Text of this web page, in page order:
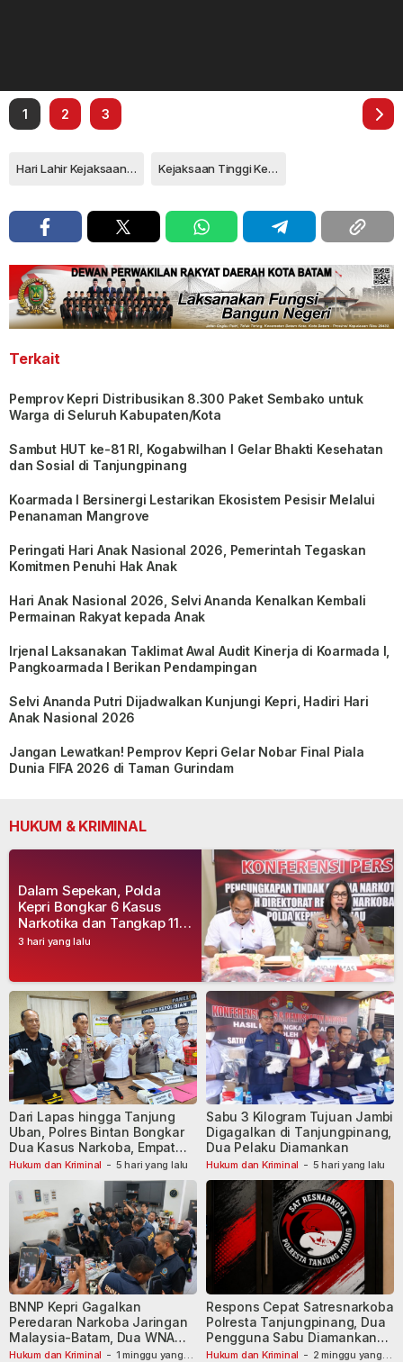
1 2 3
Hari Lahir Kejaksaan Republik Indonesia Kejaksaan Tinggi Kepulauan Riau
Terkait
Pemprov Kepri Distribusikan 8.300 Paket Sembako untuk
Warga di Seluruh Kabupaten/Kota
Sambut HUT ke-81 RI, Kogabwilhan I Gelar Bhakti Kesehatan
dan Sosial di Tanjungpinang
Koarmada I Bersinergi Lestarikan Ekosistem Pesisir Melalui
Penanaman Mangrove
Peringati Hari Anak Nasional 2026, Pemerintah Tegaskan
Komitmen Penuhi Hak Anak
Hari Anak Nasional 2026, Selvi Ananda Kenalkan Kembali
Permainan Rakyat kepada Anak
Irjenal Laksanakan Taklimat Awal Audit Kinerja di Koarmada I,
Pangkoarmada I Berikan Pendampingan
Selvi Ananda Putri Dijadwalkan Kunjungi Kepri, Hadiri Hari
Anak Nasional 2026
Jangan Lewatkan! Pemprov Kepri Gelar Nobar Final Piala
Dunia FIFA 2026 di Taman Gurindam
HUKUM & KRIMINAL
3 hari yang lalu
Dalam Sepekan, Polda
Kepri Bongkar 6 Kasus
Narkotika dan Tangkap 11
Tersangka
Hukum dan Kriminal - 5 hari yang lalu
Dari Lapas hingga Tanjung
Uban, Polres Bintan Bongkar
Dua Kasus Narkoba, Empat
Tersangka Dibekuk
Hukum dan Kriminal - 5 hari yang lalu
Sabu 3 Kilogram Tujuan Jambi
Digagalkan di Tanjungpinang,
Dua Pelaku Diamankan
Hukum dan Kriminal - 1 minggu yang
BNNP Kepri Gagalkan
Peredaran Narkoba Jaringan
Malaysia-Batam, Dua WNA
Masih Diburu
Hukum dan Kriminal - 2 minggu yang
Respons Cepat Satresnarkoba
Polresta Tanjungpinang, Dua
Pengguna Sabu Diamankan
Usai Dilaporkan ke Call Center